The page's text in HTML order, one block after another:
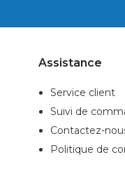
Assistance
Service client
Suivi de
Contactez-
Politique de